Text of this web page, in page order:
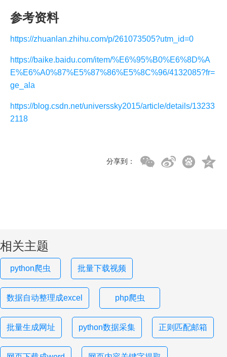
参考资料
https://zhuanlan.zhihu.com/p/261073505?utm_id=0
https://baike.baidu.com/item/%E6%95%B0%E6%8D%A
E%E6%A0%87%E5%87%86%E5%8C%96/4132085?fr=
ge_ala
https://blog.csdn.net/universsky2015/article/details/13233
2118
分享到：
相关主题
python爬虫 批量下载视频
数据自动整理成excel php爬虫
批量生成网址 python数据采集 正则匹配邮箱